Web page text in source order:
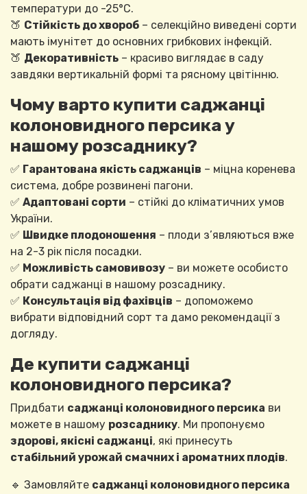
температури до -25°C.
🍑 Стійкість до хвороб – селекційно виведені сорти
мають імунітет до основних грибкових інфекцій.
🍑 Декоративність – красиво виглядає в саду
завдяки вертикальній формі та рясному цвітінню.
Чому варто купити саджанці
колоновидного персика у
нашому розсаднику?
✅ Гарантована якість саджанців – міцна коренева
система, добре розвинені пагони.
✅ Адаптовані сорти – стійкі до кліматичних умов
України.
✅ Швидке плодоношення – плоди з’являються вже
на 2-3 рік після посадки.
✅ Можливість самовивозу – ви можете особисто
обрати саджанці в нашому розсаднику.
✅ Консультація від фахівців – допоможемо
вибрати відповідний сорт та дамо рекомендації з
догляду.
Де купити саджанці
колоновидного персика?
Придбати саджанці колоновидного персика ви
можете в нашому розсаднику. Ми пропонуємо
здорові, якісні саджанці, які принесуть
стабільний урожай смачних і ароматних плодів.
🔹 Замовляйте саджанці колоновидного персика